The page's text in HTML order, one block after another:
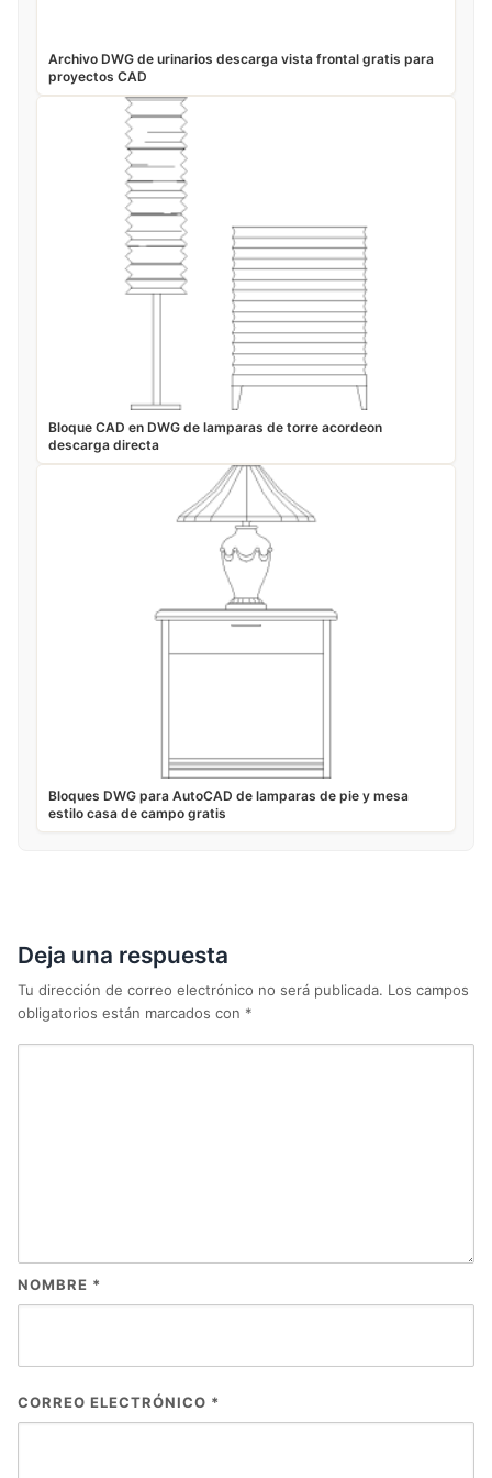
Archivo DWG de urinarios descarga vista frontal gratis para
proyectos CAD
Bloque CAD en DWG de lamparas de torre acordeon
descarga directa
Bloques DWG para AutoCAD de lamparas de pie y mesa
estilo casa de campo gratis
Deja una respuesta
Tu dirección de correo electrónico no será publicada. Los campos
obligatorios están marcados con *
NOMBRE *
CORREO ELECTRÓNICO *